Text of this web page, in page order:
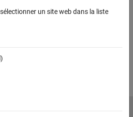
un site web dans la liste